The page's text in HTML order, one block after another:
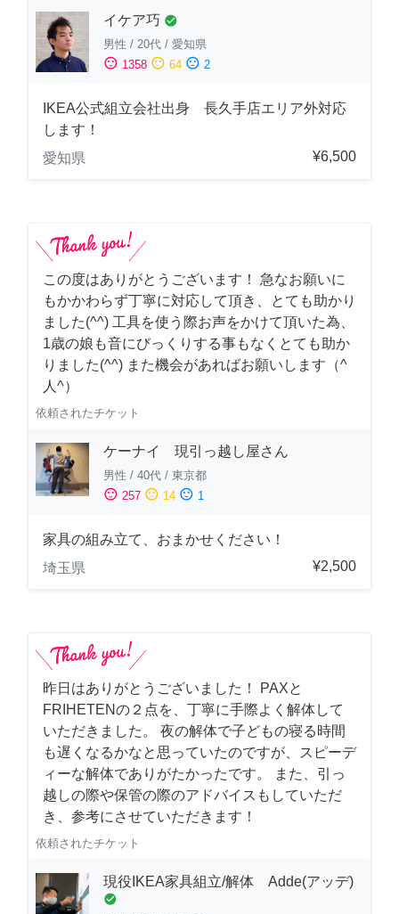
イケア巧 check_circle
男性 / 20代 / 愛知県
sentiment_satisfied 1358 sentiment_neutral 64 sentiment_dissatisfied 2
IKEA公式組立会社出身 長久手店エリア外対応
します！
愛知県
¥6,500
この度はありがとうございます！ 急なお願いに
もかかわらず丁寧に対応して頂き、とても助かり
ました(^^) 工具を使う際お声をかけて頂いた為、
1歳の娘も音にびっくりする事もなくとても助か
りました(^^) また機会があればお願いします（^
人^）
依頼されたチケット
ケーナイ 現引っ越し屋さん
男性 / 40代 / 東京都
sentiment_satisfied 257 sentiment_neutral 14 sentiment_dissatisfied 1
家具の組み立て、おまかせください！
埼玉県
¥2,500
昨日はありがとうございました！ PAXと
FRIHETENの２点を、丁寧に手際よく解体して
いただきました。 夜の解体で子どもの寝る時間
も遅くなるかなと思っていたのですが、スピーデ
ィーな解体でありがたかったです。 また、引っ
越しの際や保管の際のアドバイスもしていただ
き、参考にさせていただきます！
依頼されたチケット
現役IKEA家具組立/解体 Adde(アッデ)
check_circle